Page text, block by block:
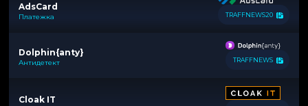
AdsCard
Платежка TRAFFNEWS20
Dolphin{anty}
Антидетект TRAFFNEWS
Cloak IT